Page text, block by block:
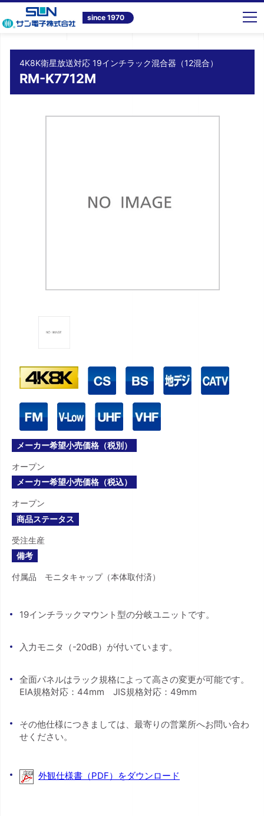
since 1970
トップ 商品情報 テレビ共同受信システム機器 4K8K衛星放送対応 19インチラック混合器（12混合） RM-K7712M
4K8K衛星放送対応 19インチラック混合器（12混合）
RM-K7712M
メーカー希望小売価格（税別）
オープン
メーカー希望小売価格（税込）
オープン
商品ステータス
受注生産
備考
付属品 モニタキャップ（本体取付済）
19インチラックマウント型の分岐ユニットです。
入力モニタ（-20dB）が付いています。
全面パネルはラック規格によって高さの変更が可能です。
EIA規格対応：44mm JIS規格対応：49mm
その他仕様につきましては、最寄りの営業所へお問い合わ
せください。
外観仕様書（PDF）をダウンロード